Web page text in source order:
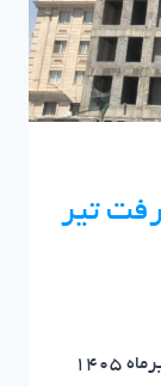
تیر
آپادانا تهران؛ گزارش پیشرفت پروژه در تیرماه ۱۴۰۵